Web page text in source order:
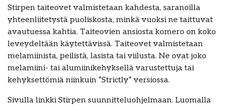
Stirpen taiteovet valmistetaan kahdesta, saranoilla
yhteenliitetystä puoliskosta, minkä vuoksi ne taittuvat
avautuessa kahtia. Taiteovien ansiosta komero on koko
leveydeltään käytettävissä. Taiteovet valmistetaan
melamiinista, peilistä, lasista tai viilusta. Ne ovat joko
melamiini- tai alumiinikehyksellä varustettuja tai
kehyksettömiä niinkuin ”Strictly” versiossa.
Sivulla linkki Stirpen suunnitteluohjelmaan. Luomalla